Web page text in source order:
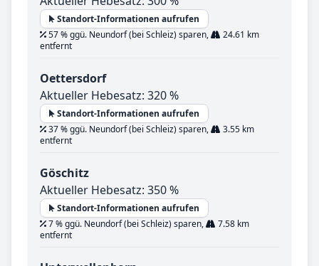
Standort-Informationen aufrufen
57 % ggü. Neundorf (bei Schleiz) sparen,
24.61 km
entfernt
Oettersdorf
Aktueller Hebesatz: 320 %
Standort-Informationen aufrufen
37 % ggü. Neundorf (bei Schleiz) sparen,
3.55 km
entfernt
Göschitz
Aktueller Hebesatz: 350 %
Standort-Informationen aufrufen
7 % ggü. Neundorf (bei Schleiz) sparen,
7.58 km
entfernt